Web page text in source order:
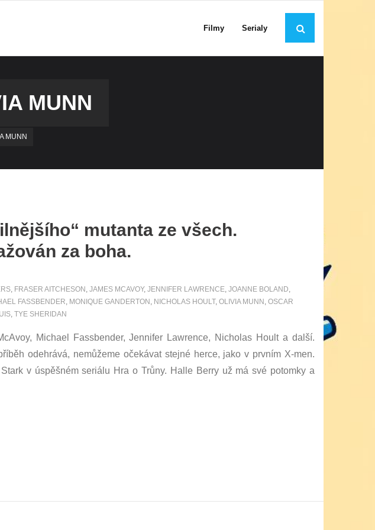
Filmy Serialy
MUNN
MUNN
mutanta ze všech.
za boha.
, FRASER AITCHESON , JAMES MCAVOY, JENNIFER LAWRENCE, JOANNE BOLAND,
FASSBENDER, MONIQUE GANDERTON , NICHOLAS HOULT, OLIVIA MUNN , OSCAR
, TYE SHERIDAN
Michael Fassbender, Jennifer Lawrence, Nicholas Hoult a další.
odehrává, nemůžeme očekávat stejné herce, jako v prvním X-men.
v úspěšném seriálu Hra o Trůny. Halle Berry už má své potomky a